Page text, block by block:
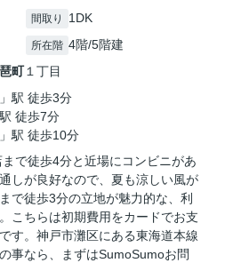
間取り 1DK
所在階 4階/5階建
町１丁目
」駅 徒歩3分
駅 徒歩7分
」駅 徒歩10分
で徒歩4分と近場にコンビニがあ
しが良好なので、夏も涼しい風が
で徒歩3分の立地が魅力的な、利
こちらは初期費用をカードでお支
す。神戸市灘区にある東海道本線
事なら、まずはSumoSumoお問